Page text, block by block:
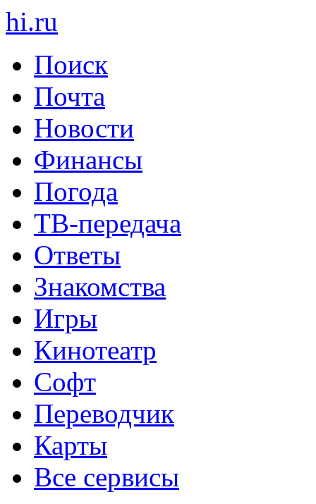
hi.ru
Поиск
Почта
Новости
Финансы
Погода
ТВ-передача
Ответы
Знакомства
Игры
Кинотеатр
Софт
Переводчик
Карты
Все сервисы